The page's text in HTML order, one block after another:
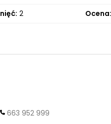
2 Ocena:
663 952 999